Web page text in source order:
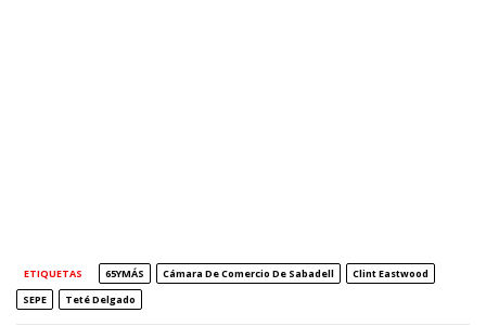
ETIQUETAS 65YMÁS Cámara De Comercio De Sabadell
Clint Eastwood
SEPE
Teté Delgado